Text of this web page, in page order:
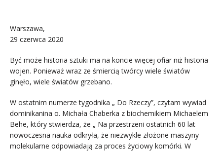
Warszawa,
29 czerwca 2020
Być może historia sztuki ma na koncie więcej ofiar niż historia
wojen. Ponieważ wraz ze śmiercią twórcy wiele światów
ginęło, wiele światów grzebano.
W ostatnim numerze tygodnika „ Do Rzeczy”, czytam wywiad
dominikanina o. Michała Chaberka z biochemikiem Michaelem
Behe, który stwierdza, że „ Na przestrzeni ostatnich 60 lat
nowoczesna nauka odkryła, że niezwykle złożone maszyny
molekularne odpowiadają za proces życiowy komórki. W